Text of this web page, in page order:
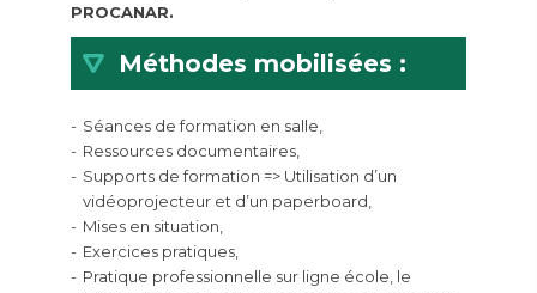
PROCANAR.
Méthodes mobilisées :
Séances de formation en salle,
Ressources documentaires,
Supports de formation => Utilisation d’un
vidéoprojecteur et d’un paperboard,
Mises en situation,
Exercices pratiques,
Pratique professionnelle sur ligne école, le